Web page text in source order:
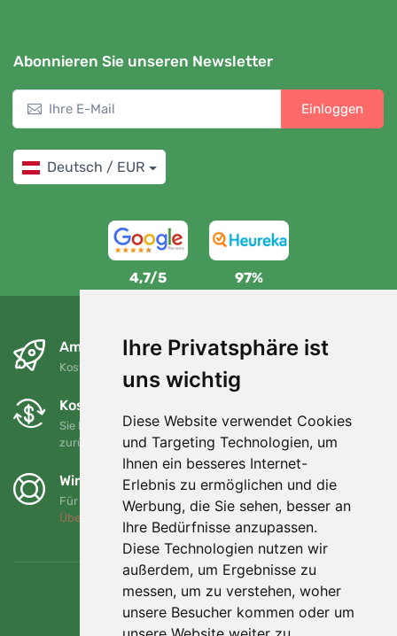
Ihre Privatsphäre ist
uns wichtig
Diese Website verwendet Cookies
und Targeting Technologien, um
Ihnen ein besseres Internet-
Erlebnis zu ermöglichen und die
Werbung, die Sie sehen, besser an
Ihre Bedürfnisse anzupassen.
Diese Technologien nutzen wir
außerdem, um Ergebnisse zu
messen, um zu verstehen, woher
unsere Besucher kommen oder um
Abonnieren Sie unseren Newsletter
Einloggen
Deutsch / EUR
4,7/5 97%
Am nächsten Tag und kostenlos
Kostenloser Versand für Bestellungen über 80 EUR
Kostenloser Umtausch und Rückgabe
Sie können Ihre Bestellung jederzeit innerhalb von 90 Tagen
zurückgeben oder umtauschen.
Wir unterstützen Trees.org
Für jede Bestellung pflanzen wir einen Baum! Mehr lesen
Über uns